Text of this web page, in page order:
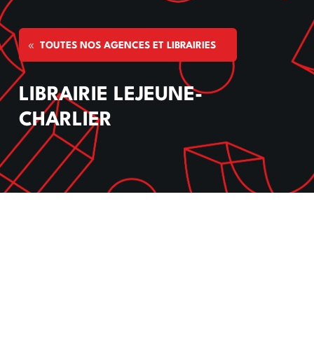
TOUTES NOS AGENCES ET LIBRAIRIES
LIBRAIRIE LEJEUNE-
CHARLIER